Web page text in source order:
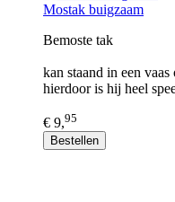
Mostak buigzaam
Bemoste tak
kan staand in een
hierdoor is hij heel
€ 9,95
Bestellen